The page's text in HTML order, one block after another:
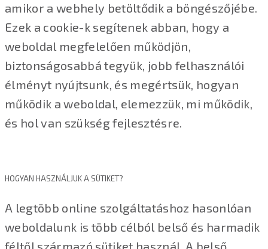
amikor a webhely betöltődik a böngészőjébe.
Ezek a cookie-k segítenek abban, hogy a
weboldal megfelelően működjön,
biztonságosabbá tegyük, jobb felhasználói
élményt nyújtsunk, és megértsük, hogyan
működik a weboldal, elemezzük, mi működik,
és hol van szükség fejlesztésre.
HOGYAN HASZNÁLJUK A SÜTIKET?
A legtöbb online szolgáltatáshoz hasonlóan
weboldalunk is több célból belső és harmadik
féltől származó sütiket használ. A belső